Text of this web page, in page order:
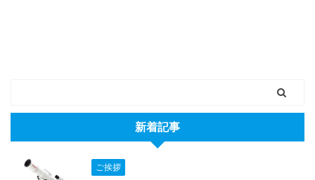
新着記事
ご挨拶